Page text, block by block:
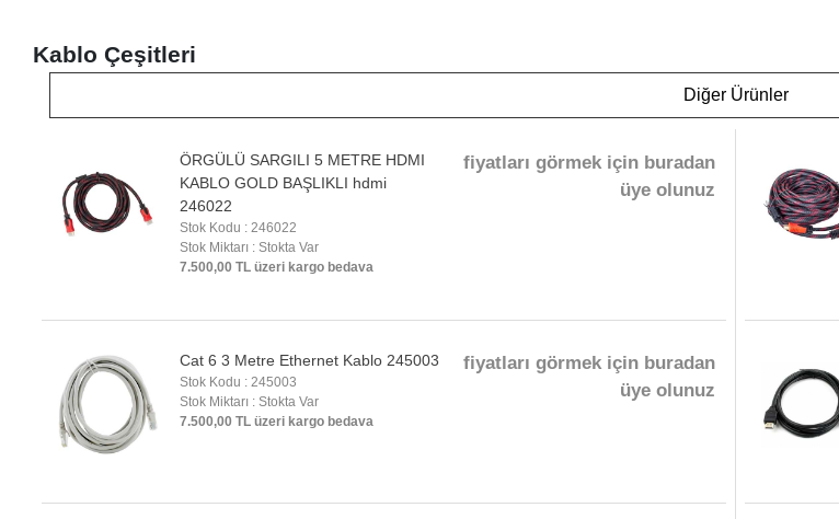
Kablo Çeşitleri
Diğer Ürünler
ÖRGÜLÜ SARGILI 5 METRE HDMI
KABLO GOLD BAŞLIKLI hdmi
246022
Stok Kodu : 246022
Stok Miktarı : Stokta Var
7.500,00 TL üzeri kargo bedava
fiyatları görmek için buradan
üye olunuz
Cat 6 3 Metre Ethernet Kablo 245003
Stok Kodu : 245003
Stok Miktarı : Stokta Var
7.500,00 TL üzeri kargo bedava
fiyatları görmek için buradan
üye olunuz